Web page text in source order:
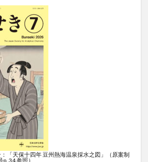
「天保十四年 豆州熱海温泉採水之図」（原案制